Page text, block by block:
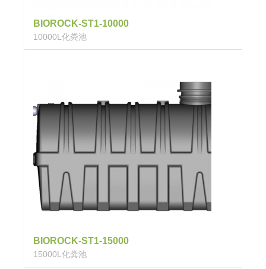
BIOROCK-ST1-10000
10000L化粪池
BIOROCK-ST1-15000
15000L化粪池